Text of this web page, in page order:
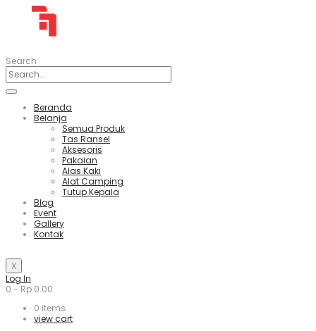
Search
Beranda
Belanja
Semua Produk
Tas Ransel
Aksesoris
Pakaian
Alas Kaki
Alat Camping
Tutup Kepala
Blog
Event
Gallery
Kontak
X
Log In
0 - Rp 0.00
0 items
view cart